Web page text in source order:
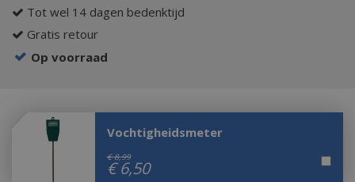
Tot wel 14 dagen bedenktijd
Gratis retour
Op voorraad
Vochtigheidsmeter
€ 8,99
€6,50